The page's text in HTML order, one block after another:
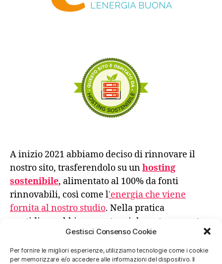
Gestisci Consenso Cookie
Per fornire le migliori esperienze, utilizziamo tecnologie come i cookie
per memorizzare e/o accedere alle informazioni del dispositivo. Il
A inizio 2021 abbiamo deciso di rinnovare il
nostro sito, trasferendolo su unhosting
sostenibile, alimentato al 100% da fonti
rinnovabili, così come l'energia che viene
fornita al nostro studio. Nella pratica
quotidiana abbiamo sostanzialmente azzerato
l'uso di carta stampata e gli spostamenti
avvengono privilegiando sempre la scelta meno